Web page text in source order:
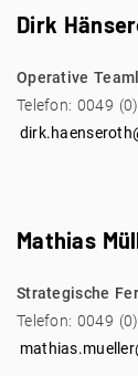
Dirk
Operative
Telefon: 0049
Mathias
Strategische
Telefon: 0049